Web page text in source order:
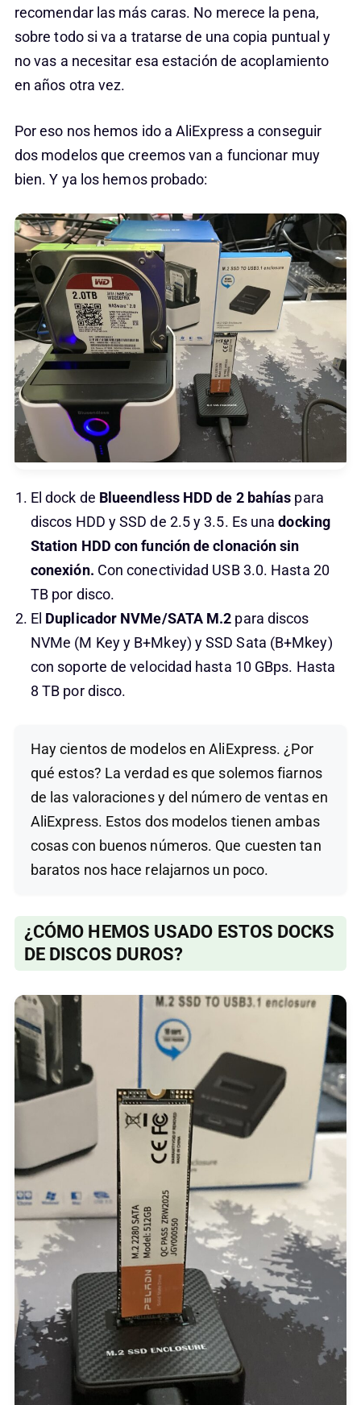
recomendar las más caras. No merece la pena,
sobre todo si va a tratarse de una copia puntual y
no vas a necesitar esa estación de acoplamiento
en años otra vez.
Por eso nos hemos ido a AliExpress a conseguir
dos modelos que creemos van a funcionar muy
bien. Y ya los hemos probado:
El dock de Blueendless HDD de 2 bahías para
discos HDD y SSD de 2.5 y 3.5. Es unadocking
Station HDD con función de clonación sin
conexión. Con conectividad USB 3.0. Hasta 20
TB por disco.
El Duplicador NVMe/SATA M.2 para discos
NVMe (M Key y B+Mkey) y SSD Sata (B+Mkey)
con soporte de velocidad hasta 10 GBps. Hasta
8 TB por disco.
Hay cientos de modelos en AliExpress. ¿Por
qué estos? La verdad es que solemos fiarnos
de las valoraciones y del número de ventas en
AliExpress. Estos dos modelos tienen ambas
cosas con buenos números. Que cuesten tan
baratos nos hace relajarnos un poco.
¿CÓMO HEMOS USADO ESTOS DOCKS
DE DISCOS DUROS?